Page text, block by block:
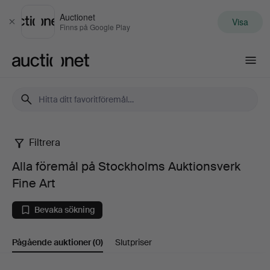
Stäng
Auctionet
Finns på Google Play Visa
Alla
föremål
på
Stockholms
Filtrera
Alla föremål på Stockholms Auktionsverk
Fine Art
Bevaka sökning
Pågående auktioner(0) Slutpriser